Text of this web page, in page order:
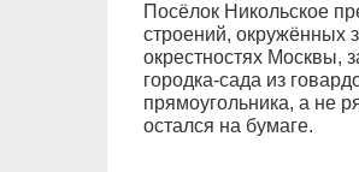
Посёлок Никольское
строений, окружённых
окрестностях Москвы,
городка-сада из
прямоугольника, а не
остался на бумаге.